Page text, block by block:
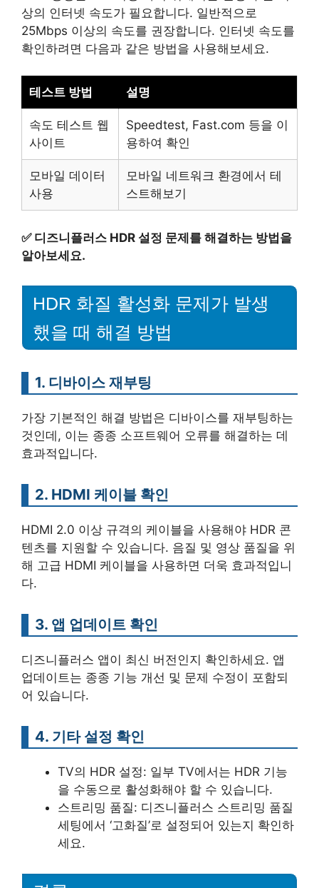
상의 인터넷 속도가 필요합니다. 일반적으로
25Mbps 이상의 속도를 권장합니다. 인터넷 속도를
확인하려면 다음과 같은 방법을 사용해보세요.
테스트 방법 설명
속도 테스트 웹
사이트
Speedtest, Fast.com 등을 이
용하여 확인
모바일 데이터
사용
모바일 네트워크 환경에서 테
스트해보기
✅ 디즈니플러스 HDR 설정 문제를 해결하는 방법을
알아보세요.
HDR 화질 활성화 문제가 발생
했을 때 해결 방법
1. 디바이스 재부팅
가장 기본적인 해결 방법은 디바이스를 재부팅하는
것인데, 이는 종종 소프트웨어 오류를 해결하는 데
효과적입니다.
2. HDMI 케이블 확인
HDMI 2.0 이상 규격의 케이블을 사용해야 HDR 콘
텐츠를 지원할 수 있습니다. 음질 및 영상 품질을 위
해 고급 HDMI 케이블을 사용하면 더욱 효과적입니
다.
3. 앱 업데이트 확인
디즈니플러스 앱이 최신 버전인지 확인하세요. 앱
업데이트는 종종 기능 개선 및 문제 수정이 포함되
어 있습니다.
4. 기타 설정 확인
TV의 HDR 설정: 일부 TV에서는 HDR 기능
을 수동으로 활성화해야 할 수 있습니다.
스트리밍 품질: 디즈니플러스 스트리밍 품질
세팅에서 ‘고화질’로 설정되어 있는지 확인하
세요.